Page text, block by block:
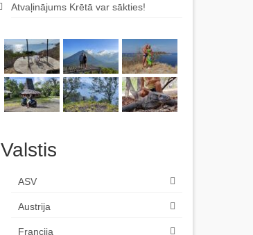
Atvaļinājums Krētā var sākties!
Valstis
ASV
Austrija
Francija